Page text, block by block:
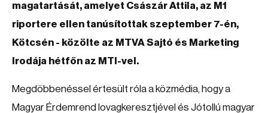
magatartását, amelyet Császár Attila, az M1
riportere ellen tanúsítottak szeptember 7-én,
Kötcsén - közölte az MTVA Sajtó és Marketing
Irodája hétfőn az MTI-vel.
Megdöbbenéssel értesült róla a közmédia, hogy a
Magyar Érdemrend lovagkeresztjével és Jótollú magyar